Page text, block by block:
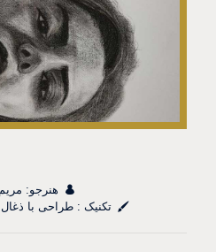
هنرجو:
تکنیک : طراحی با